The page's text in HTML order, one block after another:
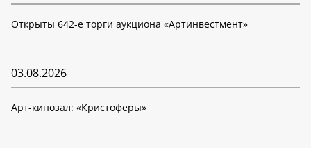
Открыты 642-е торги аукциона «Артинвестмент»
03.08.2026
Арт-кинозал: «Кристоферы»